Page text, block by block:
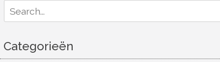
for:
Categorieën